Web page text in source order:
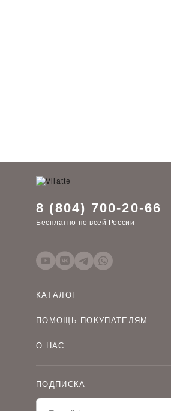
8 (804) 700-20-66
Бесплатно по всей России
КАТАЛОГ
Детская одежда оптом
ПОМОЩЬ ПОКУПАТЕЛЯМ
Условия сотрудничества
Таблицы размеров
О НАС
Политика конфиденциальности
Наши дилеры
ПОДПИСКА